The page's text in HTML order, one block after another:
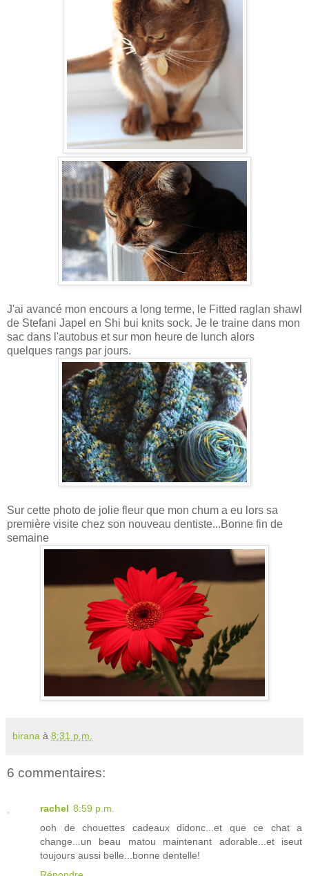
J'ai avancé mon encours a long terme, le Fitted raglan shawl
de Stefani Japel en Shi bui knits sock. Je le traine dans mon
sac dans l'autobus et sur mon heure de lunch alors
quelques rangs par jours.
Sur cette photo de jolie fleur que mon chum a eu lors sa
première visite chez son nouveau dentiste...Bonne fin de
semaine
birana à 8:31 p.m.
6 commentaires:
rachel 8:59 p.m.
ooh de chouettes cadeaux didonc...et que ce chat a
change...un beau matou maintenant adorable...et iseut
toujours aussi belle...bonne dentelle!